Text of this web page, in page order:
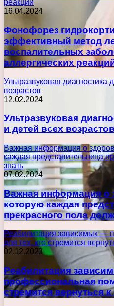
реакций
16.04.2024
Фонофорез
эффективный метод
воспалительных
аллергических
Ультразвуковая диагностика
возрастов
12.02.2024
Ультразвуковая
и детей всех возрастов
Важная информация о
каждая представительница
знать
07.02.2024
Важная информация о
которую каждая
прекрасного пола
Реабилитация зависимых —
для тех, кто стремится
02.12.2023
Реабилитация
профессиональная
стремится вернуться